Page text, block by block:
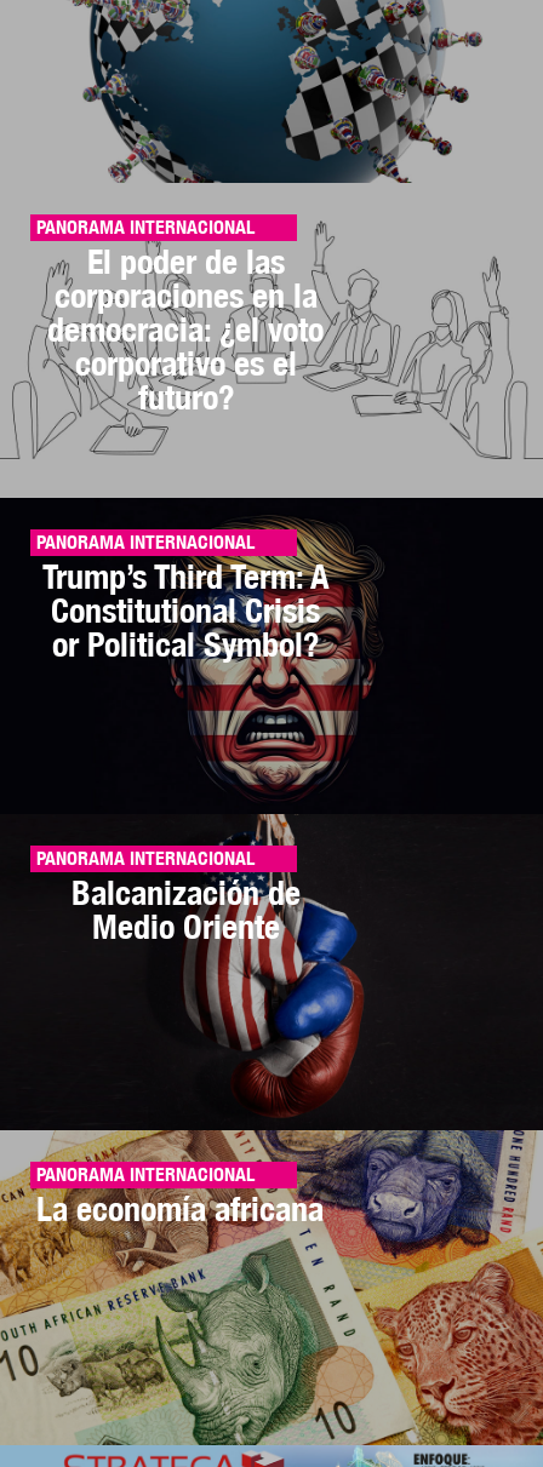
PANORAMA INTERNACIONAL
El poder de las
corporaciones en la
democracia: ¿el voto
corporativo es el
futuro?
PANORAMA INTERNACIONAL
Trump’s Third Term: A
Constitutional Crisis
or Political Symbol?
PANORAMA INTERNACIONAL
Balcanización de
Medio Oriente
PANORAMA INTERNACIONAL
La economía africana